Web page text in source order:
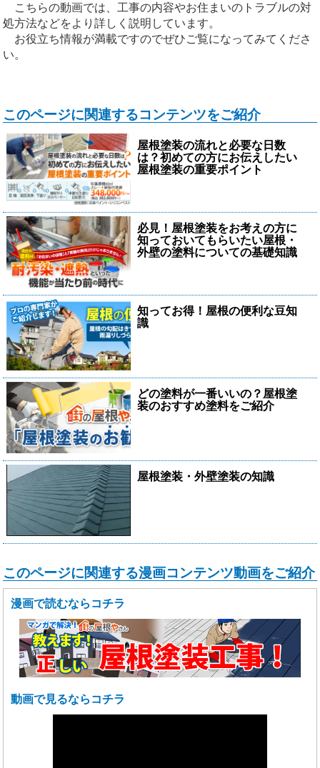
こちらの動画では、工事の内容やお住まいのトラブルの対
処方法などをより詳しく説明しています。
お役立ち情報が満載ですのでぜひご覧になってみてくださ
い。
このページに関連するコンテンツをご紹介
屋根塗装の流れと必要な日数
は？初めての方にお伝えしたい
屋根塗装の重要ポイント
必見！屋根塗装をお考えの方に
知っておいてもらいたい屋根・
外壁の塗料についての基礎知識
知ってお得！屋根の便利な豆知
識
どの塗料が一番いいの？屋根塗
装のおすすめ塗料をご紹介
屋根塗装・外壁塗装の知識
このページに関連する漫画コンテンツ動画をご紹介
漫画で読むならコチラ
動画で見るならコチラ